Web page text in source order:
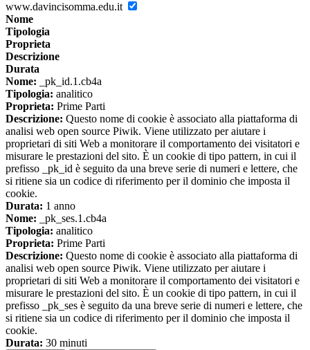
www.davincisomma.edu.it
Nome
Tipologia
Proprieta
Descrizione
Durata
Nome: _pk_id.1.cb4a
Tipologia: analitico
Proprieta: Prime Parti
Descrizione: Questo nome di cookie è associato alla piattaforma di
analisi web open source Piwik. Viene utilizzato per aiutare i
proprietari di siti Web a monitorare il comportamento dei visitatori e
misurare le prestazioni del sito. È un cookie di tipo pattern, in cui il
prefisso _pk_id è seguito da una breve serie di numeri e lettere, che
si ritiene sia un codice di riferimento per il dominio che imposta il
cookie.
Durata: 1 anno
Nome: _pk_ses.1.cb4a
Tipologia: analitico
Proprieta: Prime Parti
Descrizione: Questo nome di cookie è associato alla piattaforma di
analisi web open source Piwik. Viene utilizzato per aiutare i
proprietari di siti Web a monitorare il comportamento dei visitatori e
misurare le prestazioni del sito. È un cookie di tipo pattern, in cui il
prefisso _pk_ses è seguito da una breve serie di numeri e lettere, che
si ritiene sia un codice di riferimento per il dominio che imposta il
cookie.
Durata: 30 minuti